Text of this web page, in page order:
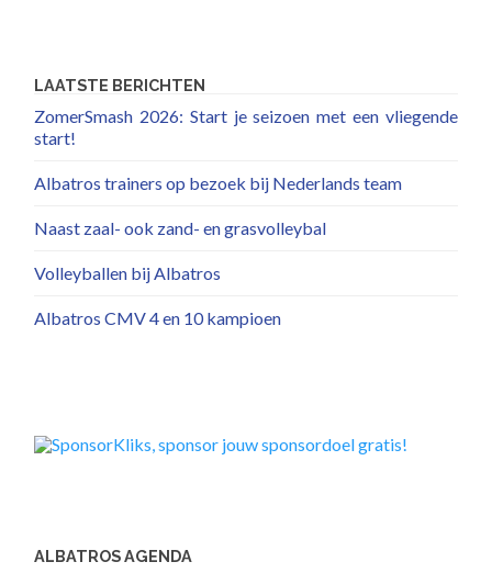
LAATSTE BERICHTEN
ZomerSmash 2026: Start je seizoen met een vliegende
start!
Albatros trainers op bezoek bij Nederlands team
Naast zaal- ook zand- en grasvolleybal
Volleyballen bij Albatros
Albatros CMV 4 en 10 kampioen
ALBATROS AGENDA